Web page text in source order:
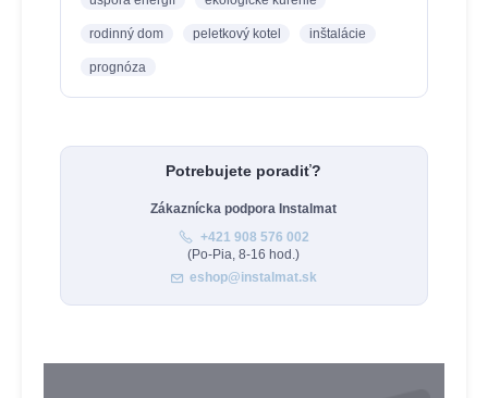
rodinný dom peletkový kotel inštalácie
prognóza
Potrebujete poradiť?
Zákaznícka podpora Instalmat
+421 908 576 002
(Po-Pia, 8-16 hod.)
eshop@instalmat.sk